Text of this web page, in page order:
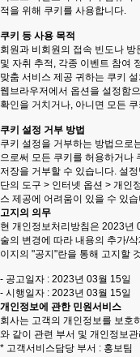
적을 위해 쿠키를 사용합니다.
쿠키 등 사용 목적
회원과 비회원의 접속 빈도나
및 자취 추적, 각종 이벤트 참여
맞춤 서비스 제공 귀하는 쿠키
웹브라우저에서 옵션을 설정함
확인을 거치거나, 아니면 모든
쿠키 설정 거부 방법
쿠키 설정을 거부하는 방법으로
으로써 모든 쿠키를 허용하거나
저장을 거부할 수 있습니다. 설
단의 도구 > 인터넷 옵션 > 개인
스 제공에 어려움이 있을 수 있
고지의 의무
현 개인정보처리방침은 2023년
술의 변경에 따라 내용의 추가/
이지의 "공지"란을 통해 고지할
- 공고일자 : 2023년 03월 15일
- 시행일자 : 2023년 03월 15일
개인정보에 관한 민원서비스
회사는 고객의 개인정보를 보호
와 같이 관련 부서 및 개인정보
* 고객서비스담당 부서 : 홍보팀